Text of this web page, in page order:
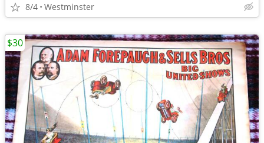
8/4 Westminster
$30